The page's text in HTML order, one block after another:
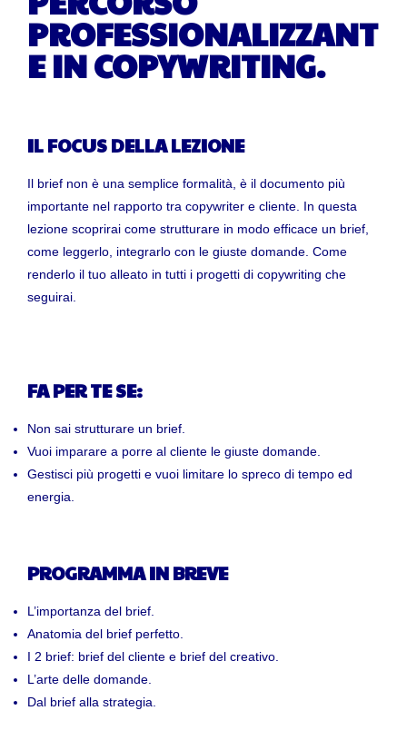
PROFESSIONALIZZANT
E IN COPYWRITING.
IL FOCUS DELLA LEZIONE
Il brief non è una semplice formalità, è il documento più
importante nel rapporto tra copywriter e cliente. In questa
lezione scoprirai come strutturare in modo efficace un brief,
come leggerlo, integrarlo con le giuste domande. Come
renderlo il tuo alleato in tutti i progetti di copywriting che
seguirai.
FA PER TE SE:
Non sai strutturare un brief.
Vuoi imparare a porre al cliente le giuste domande.
Gestisci più progetti e vuoi limitare lo spreco di tempo ed
energia.
PROGRAMMA IN BREVE
L’importanza del brief.
Anatomia del brief perfetto.
I 2 brief: brief del cliente e brief del creativo.
L’arte delle domande.
Dal brief alla strategia.